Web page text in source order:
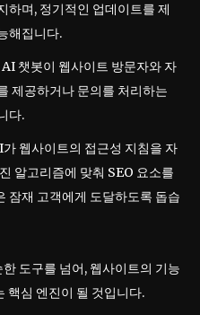
하며, 정기적인 업데이트를 제
해집니다.
AI 챗봇이 웹사이트 방문자와 자
제공하거나 문의를 처리하는
다.
웹사이트의 접근성 지침을 자
알고리즘에 맞춰 SEO 요소를
잠재 고객에게 도달하도록 돕습
도구를 넘어, 웹사이트의 기능
핵심 엔진이 될 것입니다.